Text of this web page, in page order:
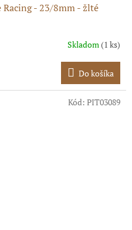
Racing - 23/8mm - žlté
Skladom(1 ks)
Do košíka
Kód: PIT03089